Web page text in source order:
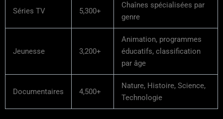
Séries TV 5,300+
Chaînes spécialisées par
genre
Jeunesse 3,200+
Animation, programmes
éducatifs, classification
par âge
Documentaires 4,500+
Nature, Histoire, Science,
Technologie